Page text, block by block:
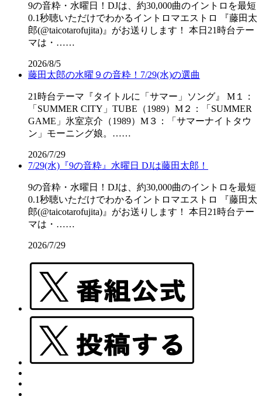
9の音粋・水曜日！DJは、約30,000曲のイントロを最短
0.1秒聴いただけでわかるイントロマエストロ 『藤田太
郎(@taicotarofujita)』がお送りします！ 本日21時台テー
マは・……
2026/8/5
藤田太郎の水曜９の音粋！7/29(水)の選曲
21時台テーマ『タイトルに「サマー」ソング』 M１：
「SUMMER CITY」TUBE（1989）M２：「SUMMER
GAME」氷室京介（1989）M３：「サマーナイトタウ
ン」モーニング娘。……
2026/7/29
7/29(水)『9の音粋』水曜日 DJは藤田太郎！
9の音粋・水曜日！DJは、約30,000曲のイントロを最短
0.1秒聴いただけでわかるイントロマエストロ 『藤田太
郎(@taicotarofujita)』がお送りします！ 本日21時台テー
マは・……
2026/7/29